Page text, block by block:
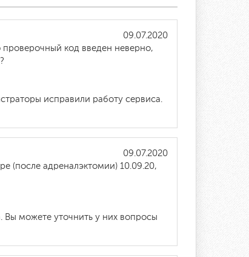
09.07.2020
проверочный код введен неверно,
исправили работу сервиса.
09.07.2020
(после адреналэктомии) 10.09.20,
можете уточнить у них вопросы